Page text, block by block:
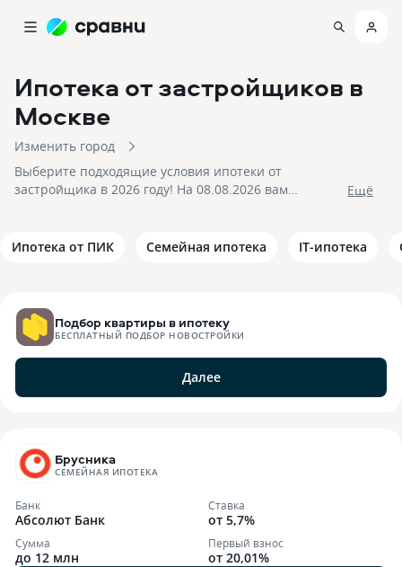
Ипотека от застройщиков в
Москве
Изменить город
Выберите подходящие условия ипотеки от
застройщика в 2026 году! На 08.08.2026 вам
200 000 000 рублей! Подайте заявку на подбор
Eщё
Ипотека от ПИК Семейная ипотека IT-ипотека
Подбор квартиры в ипотеку
БЕСПЛАТНЫЙ ПОДБОР НОВОСТРОЙКИ
Далее
Брусника
СЕМЕЙНАЯ ИПОТЕКА
Банк
Абсолют Банк
Ставка
от 5,7%
Сумма
до 12 млн
Первый взнос
от 20,01%